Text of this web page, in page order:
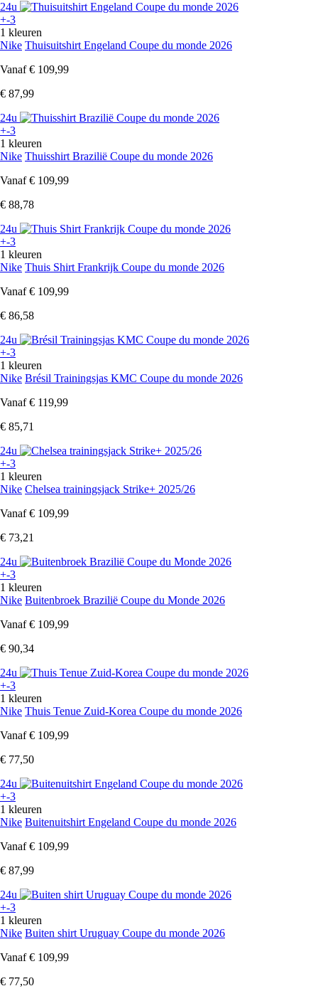
24u
+-3
1 kleuren
Nike Thuisuitshirt Engeland Coupe du monde 2026
Vanaf € 109,99
€ 87,99
24u
+-3
1 kleuren
Nike Thuisshirt Brazilië Coupe du monde 2026
Vanaf € 109,99
€ 88,78
24u
+-3
1 kleuren
Nike Thuis Shirt Frankrijk Coupe du monde 2026
Vanaf € 109,99
€ 86,58
24u
+-3
1 kleuren
Nike Brésil Trainingsjas KMC Coupe du monde 2026
Vanaf € 119,99
€ 85,71
24u
+-3
1 kleuren
Nike Chelsea trainingsjack Strike+ 2025/26
Vanaf € 109,99
€ 73,21
24u
+-3
1 kleuren
Nike Buitenbroek Brazilië Coupe du Monde 2026
Vanaf € 109,99
€ 90,34
24u
+-3
1 kleuren
Nike Thuis Tenue Zuid-Korea Coupe du monde 2026
Vanaf € 109,99
€ 77,50
24u
+-3
1 kleuren
Nike Buitenuitshirt Engeland Coupe du monde 2026
Vanaf € 109,99
€ 87,99
24u
+-3
1 kleuren
Nike Buiten shirt Uruguay Coupe du monde 2026
Vanaf € 109,99
€ 77,50